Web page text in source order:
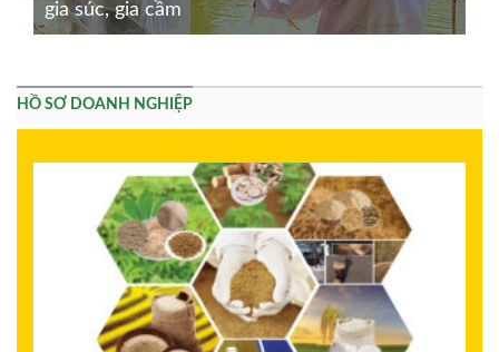
gia súc, gia cầm
HỒ SƠ DOANH NGHIỆP